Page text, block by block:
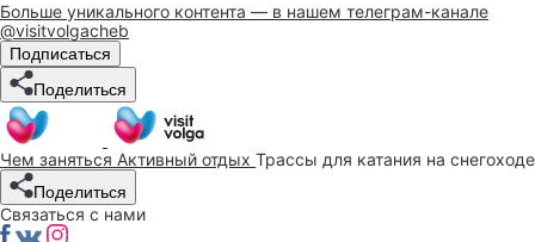
Больше уникального контента — в нашем телеграм-канале
@visitvolgacheb
Подписаться
Поделиться
Чем заняться Активный отдых Трассы для катания на снегоходе
Поделиться
Связаться с нами